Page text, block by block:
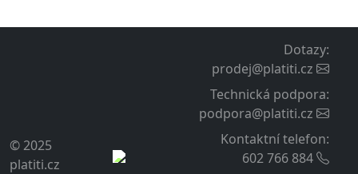
© 2025
platiti.cz
Dotazy:
prodej@platiti.cz
Technická podpora:
podpora@platiti.cz
Kontaktní telefon:
602 766 884